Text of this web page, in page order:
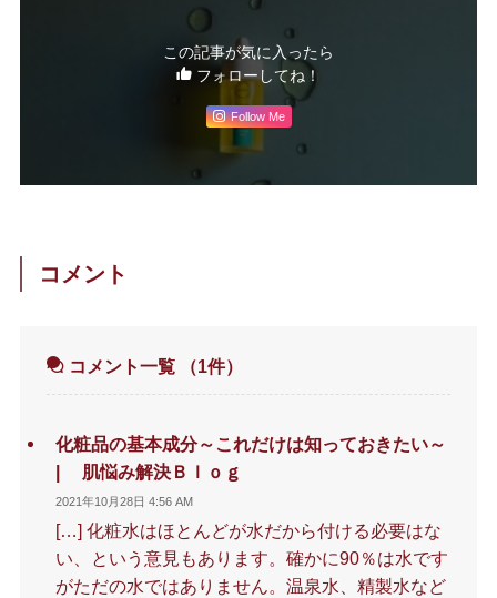
この記事が気に入ったら
フォローしてね！
Follow Me
コメント
コメント一覧 （1件）
化粧品の基本成分～これだけは知っておきたい～
| 肌悩み解決Ｂｌｏｇ
2021年10月28日 4:56 AM
[…] 化粧水はほとんどが水だから付ける必要はな
い、という意見もあります。確かに90％は水です
がただの水ではありません。温泉水、精製水など